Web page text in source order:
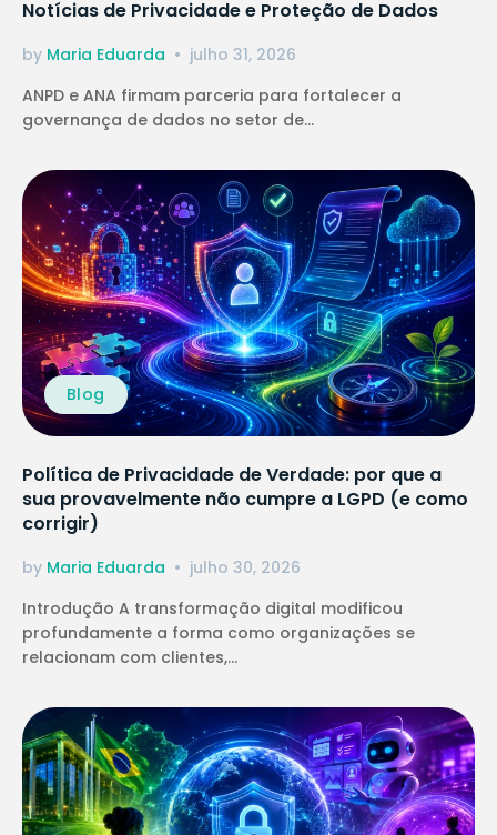
Notícias de Privacidade e Proteção de Dados
by Maria Eduarda
julho 31, 2026
ANPD e ANA firmam parceria para fortalecer a
governança de dados no setor de...
Blog
Política de Privacidade de Verdade: por que a
sua provavelmente não cumpre a LGPD (e como
corrigir)
by Maria Eduarda
julho 30, 2026
Introdução A transformação digital modificou
profundamente a forma como organizações se
relacionam com clientes,...